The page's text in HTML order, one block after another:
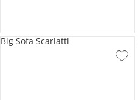
Big Sofa Scarlatti